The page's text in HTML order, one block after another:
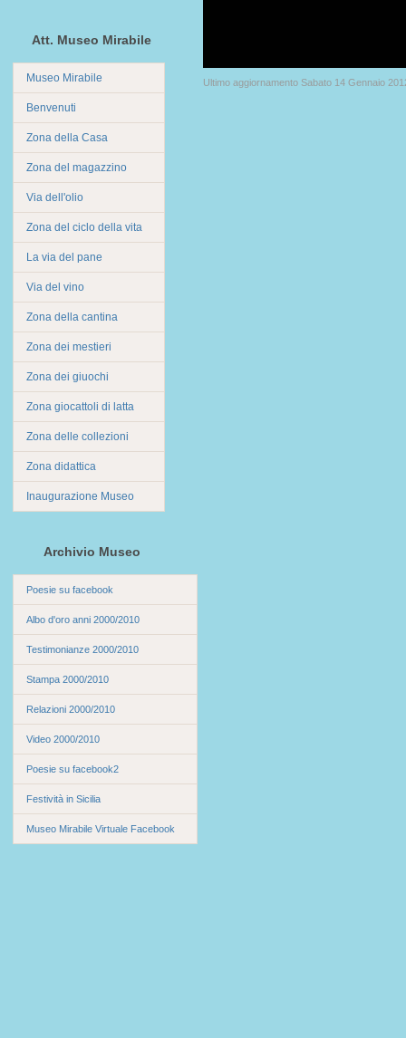
Att. Museo Mirabile
Museo Mirabile
Benvenuti
Zona della Casa
Zona del magazzino
Via dell'olio
Zona del ciclo della vita
La via del pane
Via del vino
Zona della cantina
Zona dei mestieri
Zona dei giuochi
Zona giocattoli di latta
Zona delle collezioni
Zona didattica
Inaugurazione Museo
Archivio Museo
Poesie su facebook
Albo d'oro anni 2000/2010
Testimonianze 2000/2010
Stampa 2000/2010
Relazioni 2000/2010
Video 2000/2010
Poesie su facebook2
Festività in Sicilia
Museo Mirabile Virtuale Facebook
Ultimo aggiornamento Sabato 14 Gennaio